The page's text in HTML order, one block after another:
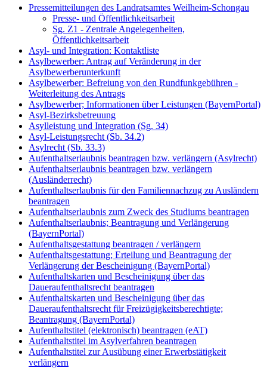
Pressemitteilungen des Landratsamtes Weilheim-Schongau
Presse- und Öffentlichkeitsarbeit
Sg. Z1 - Zentrale Angelegenheiten,
Öffentlichkeitsarbeit
Asyl- und Integration: Kontaktliste
Asylbewerber: Antrag auf Veränderung in der
Asylbewerberunterkunft
Asylbewerber: Befreiung von den Rundfunkgebühren -
Weiterleitung des Antrags
Asylbewerber; Informationen über Leistungen (BayernPortal)
Asyl-Bezirksbetreuung
Asylleistung und Integration (Sg. 34)
Asyl-Leistungsrecht (Sb. 34.2)
Asylrecht (Sb. 33.3)
Aufenthaltserlaubnis beantragen bzw. verlängern (Asylrecht)
Aufenthaltserlaubnis beantragen bzw. verlängern
(Ausländerrecht)
Aufenthaltserlaubnis für den Familiennachzug zu Ausländern
beantragen
Aufenthaltserlaubnis zum Zweck des Studiums beantragen
Aufenthaltserlaubnis; Beantragung und Verlängerung
(BayernPortal)
Aufenthaltsgestattung beantragen / verlängern
Aufenthaltsgestattung; Erteilung und Beantragung der
Verlängerung der Bescheinigung (BayernPortal)
Aufenthaltskarten und Bescheinigung über das
Daueraufenthaltsrecht beantragen
Aufenthaltskarten und Bescheinigung über das
Daueraufenthaltsrecht für Freizügigkeitsberechtigte;
Beantragung (BayernPortal)
Aufenthaltstitel (elektronisch) beantragen (eAT)
Aufenthaltstitel im Asylverfahren beantragen
Aufenthaltstitel zur Ausübung einer Erwerbstätigkeit
verlängern